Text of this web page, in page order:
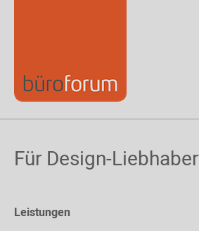
Für Design-Liebhaber
Leistungen